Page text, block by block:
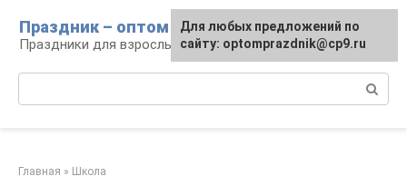
контенту
Праздник – оптом
Праздники для взрослых и детей
Главная » Школа
Для любых предложений по
сайту: optomprazdnik@cp9.ru